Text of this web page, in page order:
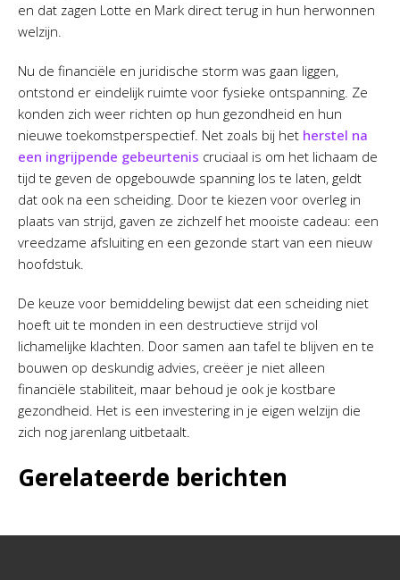
en dat zagen Lotte en Mark direct terug in hun herwonnen
welzijn.
Nu de financiële en juridische storm was gaan liggen,
ontstond er eindelijk ruimte voor fysieke ontspanning. Ze
konden zich weer richten op hun gezondheid en hun
nieuwe toekomstperspectief. Net zoals bij het herstel na
een ingrijpende gebeurtenis cruciaal is om het lichaam de
tijd te geven de opgebouwde spanning los te laten, geldt
dat ook na een scheiding. Door te kiezen voor overleg in
plaats van strijd, gaven ze zichzelf het mooiste cadeau: een
vreedzame afsluiting en een gezonde start van een nieuw
hoofdstuk.
De keuze voor bemiddeling bewijst dat een scheiding niet
hoeft uit te monden in een destructieve strijd vol
lichamelijke klachten. Door samen aan tafel te blijven en te
bouwen op deskundig advies, creëer je niet alleen
financiële stabiliteit, maar behoud je ook je kostbare
gezondheid. Het is een investering in je eigen welzijn die
zich nog jarenlang uitbetaalt.
Gerelateerde berichten